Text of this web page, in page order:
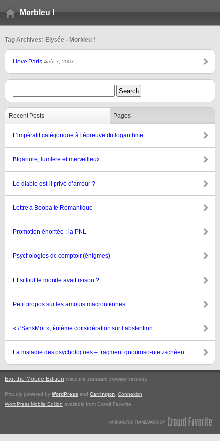
Morbleu !
Tag Archives: Elysée - Morbleu !
I love Paris Août 7, 2007
Recent Posts Pages
L’impératif catégorique à l’épreuve du logarithme
Bigarrure, lumière et merveilleux
Le diable est-il privé d’amour ?
Lettre à Booba le Romantique
Promotion éhontée : la PNL
Psychologies de comptoir (énigmes)
Et si tout le monde avait raison ?
Petit propos sur les amours macroniennes
« #SansMoi », énième considération sur l’abstention
La maladie des psychologues – fragment gnouroso-nietzschéen
Exit the Mobile Edition (view the standard browser version).
Proudly powered by WordPress and Carrington Connexion
WordPress Mobile Edition available from Crowd Favorite.